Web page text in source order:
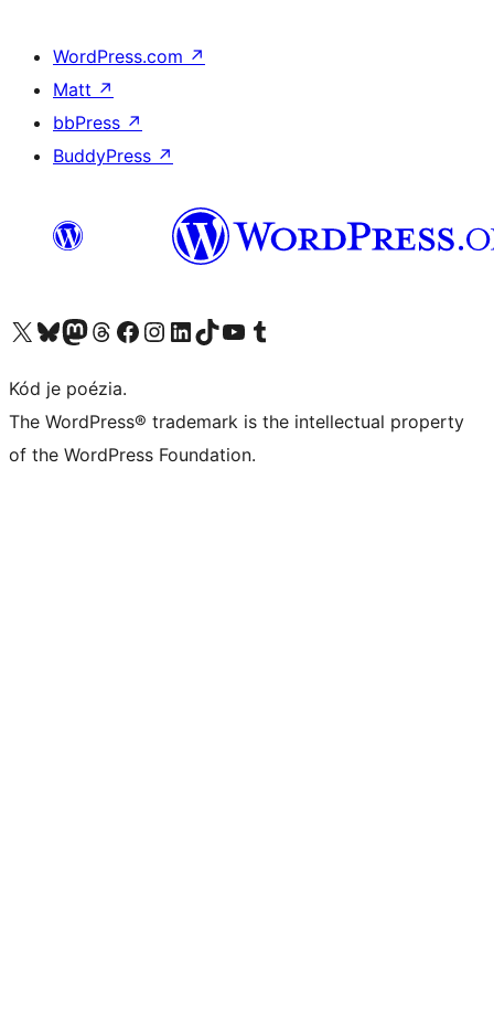
WordPress.com ↗
Matt ↗
bbPress ↗
BuddyPress ↗
Navštívte náš účet na X (predtým Twitter)
Navštívte náš účet na platforme Bluesky
Navštívte náš účet na Mastodone
Navštívte náš účet na platforme Threads
Navštívte našu stránku na Facebooku
Navštívte náš účet Instagram
Navštívte náš účet LinkedIn
Navštívte náš účet na platforme TikTok
Navštívte náš kanál YouTube
Navštívte náš účet na platforme Tumblr
Kód je poézia.
The WordPress® trademark is the intellectual property
of the WordPress Foundation.